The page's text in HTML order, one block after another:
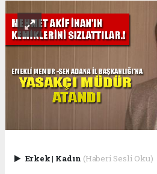
Erkek| Kadın (Haberi Sesli Oku)